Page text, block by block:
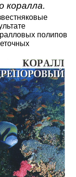
коралла.
полипов